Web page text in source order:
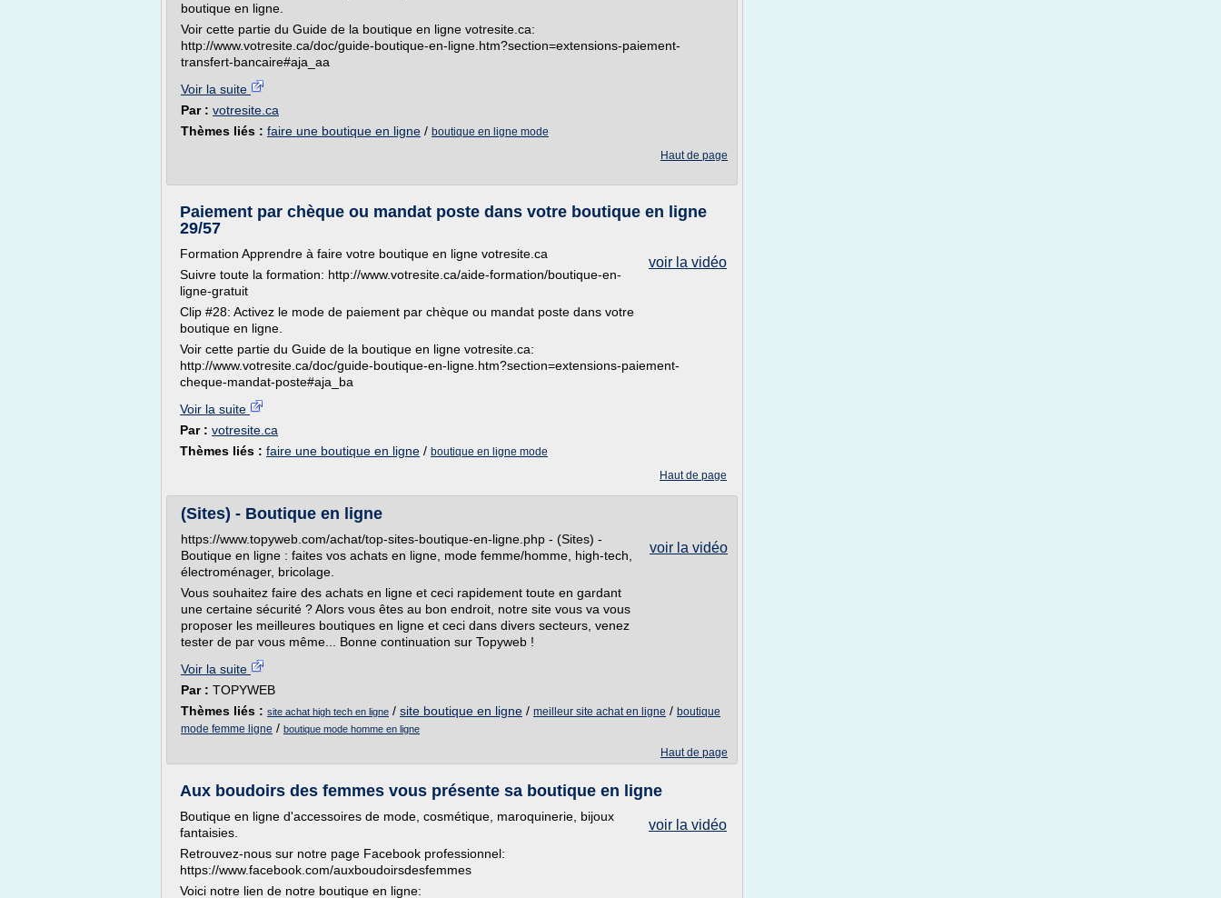
boutique en ligne.
Voir cette partie du Guide de la boutique en ligne votresite.ca:
http://www.votresite.ca/doc/guide-boutique-en-ligne.htm?section=extensions-paiement-
transfert-bancaire#aja_aa
Voir la suite
Par : votresite.ca
Thèmes liés : faire une boutique en ligne / boutique en ligne mode
Haut de page
Paiement par chèque ou mandat poste dans votre boutique en ligne
29/57
voir la vidéo
Formation Apprendre à faire votre boutique en ligne votresite.ca
Suivre toute la formation: http://www.votresite.ca/aide-formation/boutique-en-
ligne-gratuit
Clip #28: Activez le mode de paiement par chèque ou mandat poste dans votre
boutique en ligne.
Voir cette partie du Guide de la boutique en ligne votresite.ca:
http://www.votresite.ca/doc/guide-boutique-en-ligne.htm?section=extensions-paiement-
cheque-mandat-poste#aja_ba
Voir la suite
Par : votresite.ca
Thèmes liés : faire une boutique en ligne / boutique en ligne mode
Haut de page
(Sites) - Boutique en ligne
voir la vidéo
https://www.topyweb.com/achat/top-sites-boutique-en-ligne.php - (Sites) -
Boutique en ligne : faites vos achats en ligne, mode femme/homme, high-tech,
électroménager, bricolage.
Vous souhaitez faire des achats en ligne et ceci rapidement toute en gardant
une certaine sécurité ? Alors vous êtes au bon endroit, notre site vous va vous
proposer les meilleures boutiques en ligne et ceci dans divers secteurs, venez
tester de par vous même... Bonne continuation sur Topyweb !
Voir la suite
Par : TOPYWEB
Thèmes liés : site achat high tech en ligne / site boutique en ligne / meilleur site achat en ligne / boutique
mode femme ligne / boutique mode homme en ligne
Haut de page
Aux boudoirs des femmes vous présente sa boutique en ligne
voir la vidéo
Boutique en ligne d'accessoires de mode, cosmétique, maroquinerie, bijoux
fantaisies.
Retrouvez-nous sur notre page Facebook professionnel:
https://www.facebook.com/auxboudoirsdesfemmes
Voici notre lien de notre boutique en ligne: